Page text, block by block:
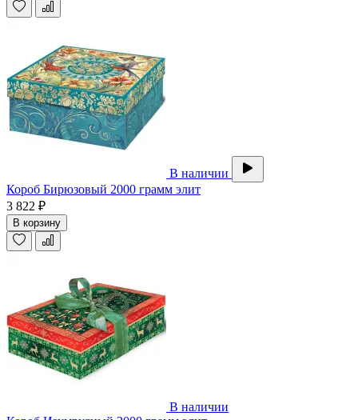
В наличии
Короб Бирюзовый 2000 грамм элит
3 822 ₽
В корзину
В наличии